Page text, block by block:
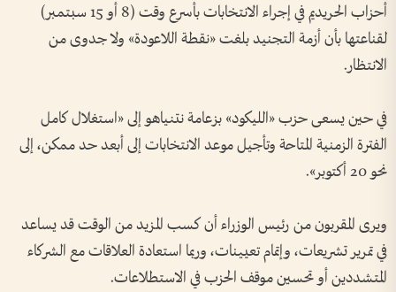
أحزاب الحريديم في إجراء الانتخابات بأسرع وقت (8 أو 15 سبتمبر)
لقناعتها بأن أزمة التجنيد بلغت «نقطة اللاعودة» ولا جدوى من
الانتظار.
في حين يسعى حزب «الليكود» بزعامة نتنياهو إلى «استغلال كامل
الفترة الزمنية المتاحة وتأجيل موعد الانتخابات إلى أبعد حد ممكن، إلى
نحو 20 أكتوبر».
ويرى المقربون من رئيس الوزراء أن كسب المزيد من الوقت قد يساعد
في تمرير تشريعات، وإتمام تعيينات، وربما استعادة العلاقات مع الشركاء
المتشددين أو تحسين موقف الحزب في الاستطلاعات.